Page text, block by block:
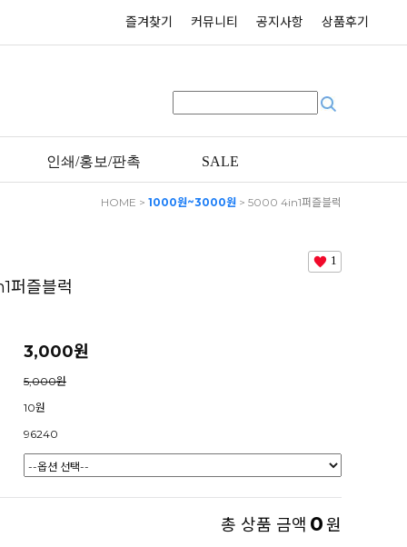
즐겨찾기 커뮤니티 공지사항 상품후기
인쇄/홍보/판촉 SALE
HOME > 1000원~3000원 > 5000 4in1퍼즐블럭
1
퍼즐블럭
3,000원
5,000원
10원
96240
총 상품 금액 0원